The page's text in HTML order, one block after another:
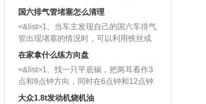
牌，但是中高低端的轮胎都有生产，这
也是为了更好的开拓市场。
国六排气管堵塞怎么清理
<&list>1、当车主发现自己的国六车排气
管出现堵塞的情况时，可以利用铁丝或
者是细棍，直接将杂物给取出来，如果
堵塞情况比较严重，也可以采取应急措
施。 <&list>2、直接利用木棍将所有的
杂物推到排气管里面的位置处，然后将
三元催化器拆解开，就可以将堵塞的东
在家拿什么练方向盘
<&list>1、找一只平底锅，把两耳看作3
点和9点钟方向，同时在6点钟和12点钟
方向做一个标记。 <&list>2、双手握住
大众1.8t发动机烧机油